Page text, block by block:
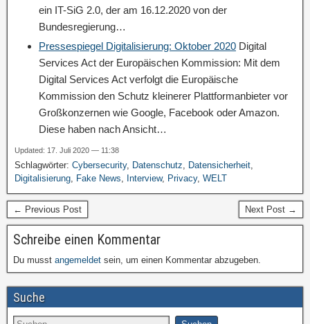
ein IT-SiG 2.0, der am 16.12.2020 von der
Bundesregierung…
Pressespiegel Digitalisierung: Oktober 2020 Digital
Services Act der Europäischen Kommission: Mit dem
Digital Services Act verfolgt die Europäische
Kommission den Schutz kleinerer Plattformanbieter vor
Großkonzernen wie Google, Facebook oder Amazon.
Diese haben nach Ansicht…
Updated: 17. Juli 2020 — 11:38
Schlagwörter: Cybersecurity, Datenschutz Datensicherheit
Digitalisierung Fake News Interview, Privacy, WELT
← Previous Post Next Post →
Schreibe einen Kommentar
Du musst angemeldet sein, um einen Kommentar abzugeben.
Suche